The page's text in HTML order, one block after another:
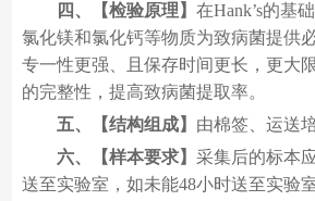
四、【检验原理】 在Hank’s的基
氯化镁和氯化钙等物质为致病菌提供
专一性更强、且保存时间更长，更大
的完整性，提高致病菌提取率。
五、【结构组成】 由棉签、运送
六、【样本要求】 采集后的标本
送至实验室，如未能48小时送至实验